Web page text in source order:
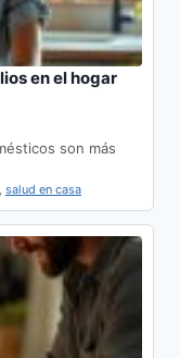
en el hogar
son más
, salud en casa